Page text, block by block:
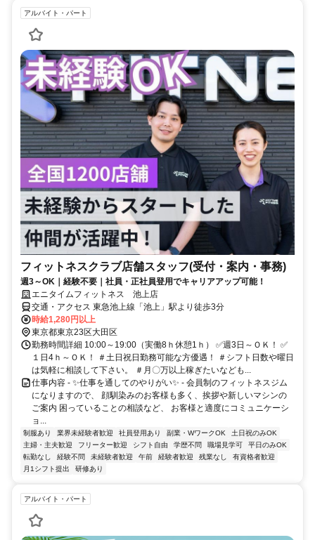
アルバイト・パート
フィットネスクラブ店舗スタッフ(受付・案内・事務)
週3～OK｜経験不要｜社員・正社員登用でキャリアアップ可能！
エニタイムフィットネス 池上店
交通・アクセス 東急池上線「池上」駅より徒歩3分
時給1,280円以上
東京都東京23区大田区
勤務時間詳細 10:00～19:00（実働8ｈ休憩1ｈ） ✅週3日～ＯＫ！ ✅
１日4ｈ～ＯＫ！ ＃土日祝日勤務可能な方優遇！ ＃シフト日数や曜日
は気軽に相談して下さい。 ＃月〇万以上稼ぎたいなども...
仕事内容 - ✨仕事を通してのやりがい✨ - 会員制のフィットネスジム
になりますので、 顔馴染みのお客様も多く、挨拶や新しいマシンの
ご案内 困っていることの相談など、 お客様と適度にコミュニケーシ
ョ...
制服あり 業界未経験者歓迎 社員登用あり 副業・WワークOK
土日祝のみOK
主婦・主夫歓迎
フリーター歓迎 シフト自由 学歴不問 職場見学可
平日のみOK
転勤なし
経験不問 未経験者歓迎 午前 経験者歓迎 残業なし
有資格者歓迎
月1シフト提出
研修あり
アルバイト・パート